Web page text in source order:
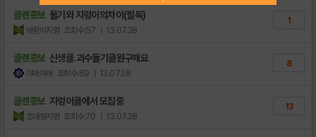
클랜홍보 둘기와 지렁이의차이(필독)
바람이지렁 조회수:57 | 13.07.28
1
클랜홍보 신생클.괴수둘기클원구해요
야래야래 조회수:69 | 13.07.28
8
클랜홍보 지렁이클에서 모집중
초대형지렁 조회수:70 | 13.07.28
13